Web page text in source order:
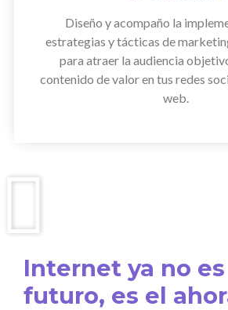
Diseño y acompaño la
estrategias y tácticas de
para atraer la audiencia
contenido de valor en tus redes
web.
Internet ya no
futuro, es el